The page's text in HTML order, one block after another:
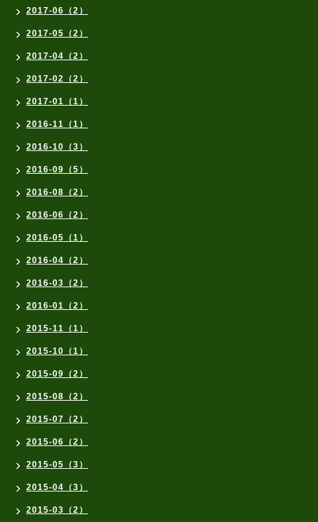
2017-06（2）
2017-05（2）
2017-04（2）
2017-02（2）
2017-01（1）
2016-11（1）
2016-10（3）
2016-09（5）
2016-08（2）
2016-06（2）
2016-05（1）
2016-04（2）
2016-03（2）
2016-01（2）
2015-11（1）
2015-10（1）
2015-09（2）
2015-08（2）
2015-07（2）
2015-06（2）
2015-05（3）
2015-04（3）
2015-03（2）